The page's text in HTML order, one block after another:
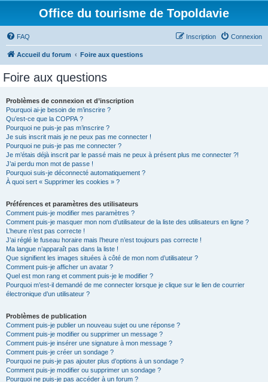
Office du tourisme de Topoldavie
FAQ Connexion
Inscription
Accueil du forum Foire aux questions
Foire aux questions
Problèmes de connexion et d’inscription
Pourquoi ai-je besoin de m’inscrire ?
Qu’est-ce que la COPPA ?
Pourquoi ne puis-je pas m’inscrire ?
Je suis inscrit mais je ne peux pas me connecter !
Pourquoi ne puis-je pas me connecter ?
Je m’étais déjà inscrit par le passé mais ne peux à présent plus me connecter ?!
J’ai perdu mon mot de passe !
Pourquoi suis-je déconnecté automatiquement ?
À quoi sert « Supprimer les cookies » ?
Préférences et paramètres des utilisateurs
Comment puis-je modifier mes paramètres ?
Comment puis-je masquer mon nom d’utilisateur de la liste des utilisateurs en ligne ?
L’heure n’est pas correcte !
J’ai réglé le fuseau horaire mais l’heure n’est toujours pas correcte !
Ma langue n’apparaît pas dans la liste !
Que signifient les images situées à côté de mon nom d’utilisateur ?
Comment puis-je afficher un avatar ?
Quel est mon rang et comment puis-je le modifier ?
Pourquoi m’est-il demandé de me connecter lorsque je clique sur le lien de courrier
électronique d’un utilisateur ?
Problèmes de publication
Comment puis-je publier un nouveau sujet ou une réponse ?
Comment puis-je modifier ou supprimer un message ?
Comment puis-je insérer une signature à mon message ?
Comment puis-je créer un sondage ?
Pourquoi ne puis-je pas ajouter plus d’options à un sondage ?
Comment puis-je modifier ou supprimer un sondage ?
Pourquoi ne puis-je pas accéder à un forum ?